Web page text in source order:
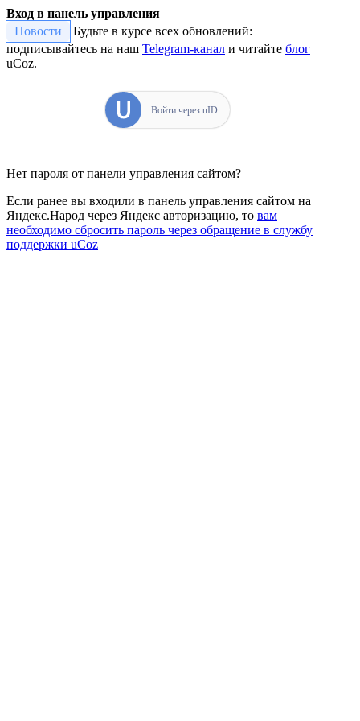
Вход в панель управления
Новости
Будьте в курсе всех обновлений:
подписывайтесь на наш Telegram-канал и читайте блог
uCoz.
Войти через uID
Нет пароля от панели управления сайтом?
Если ранее вы входили в панель управления сайтом на
Яндекс.Народ через Яндекс авторизацию, то вам
необходимо сбросить пароль через обращение в службу
поддержки uCoz